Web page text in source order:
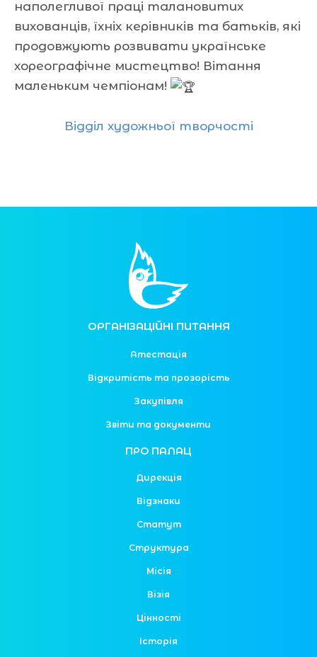
наполегливої праці талановитих
вихованців, їхніх керівників та батьків, які
продовжують розвивати українське
хореографічне мистецтво! Вітання
маленьким чемпіонам!
Відділ художньої творчості
ОРГАНІЗАЦІЙНІ ПИТАННЯ
Атестація
Відкритість та прозорість
Закупівля
Звіти та документи
ПРО ПАЛАЦ
Дирекція
Відзнаки
Статут
Структура
Місія
Візія
Цінності
Історія